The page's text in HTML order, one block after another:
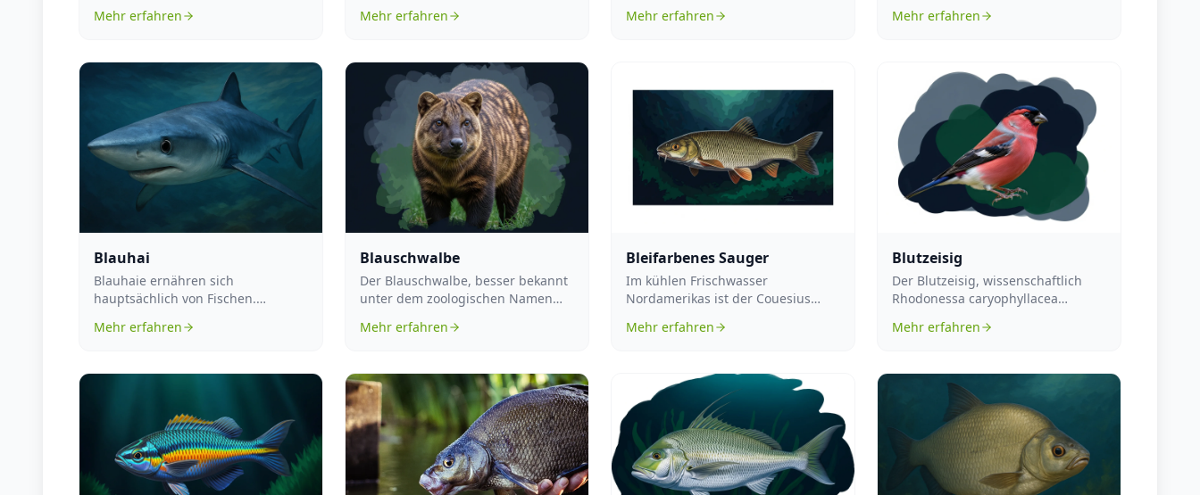
Mehr erfahren
Meeresbew...
Mehr erfahren Mehr erfahren
Familie der Mak...
Mehr erfahren
Blauhai
Blauhaie ernähren sich
hauptsächlich von Fischen.
Kraken oder andere T...
Mehr erfahren
Blauschwalbe
Der Blauschwalbe, besser bekannt
unter dem zoologischen Namen
Fami...
Mehr erfahren
Bleifarbenes Sauger
Im kühlen Frischwasser
Nordamerikas ist der Couesius
Süßwasserfisch, der in d...
Mehr erfahren
Blutzeisig
Der Blutzeisig, wissenschaftlich
Rhodonessa caryophyllacea
den En...
Mehr erfahren